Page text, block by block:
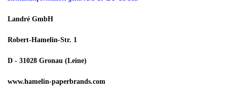
Landré GmbH
Robert-Hamelin-Str. 1
D - 31028 Gronau (Leine)
www.hamelin-paperbrands.com